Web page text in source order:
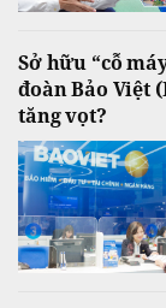
Sở hữu “cỗ
đoàn Bảo Việt
tăng vọt?